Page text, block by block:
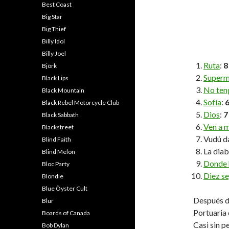
Ruta: 8
No
Sofía: 6
Dios: 7
Ven a
Vudú
La
Diez
Después
Portuaria
Casi sin
Best Coast
Big Star
Big Thief
Billy Idol
Billy Joel
Björk
Black Lips
Black Mountain
Black Rebel Motorcycle Club
Black Sabbath
Blackstreet
Blind Faith
Blind Melon
Bloc Party
Blondie
Blue Öyster Cult
Blur
Boards of Canada
Bob Dylan